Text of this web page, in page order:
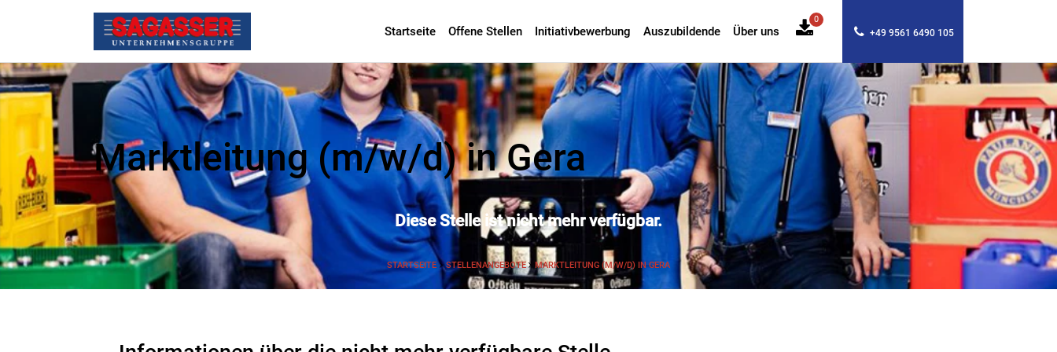
+49 9561 6490 105
Startseite Offene Stellen Initiativbewerbung Auszubildende Über uns
0
Marktleitung (m/w/d) in Gera
Diese Stelle ist nicht mehr verfügbar.
STARTSEITE STELLENANGEBOTE MARKTLEITUNG (M/W/D) IN GERA